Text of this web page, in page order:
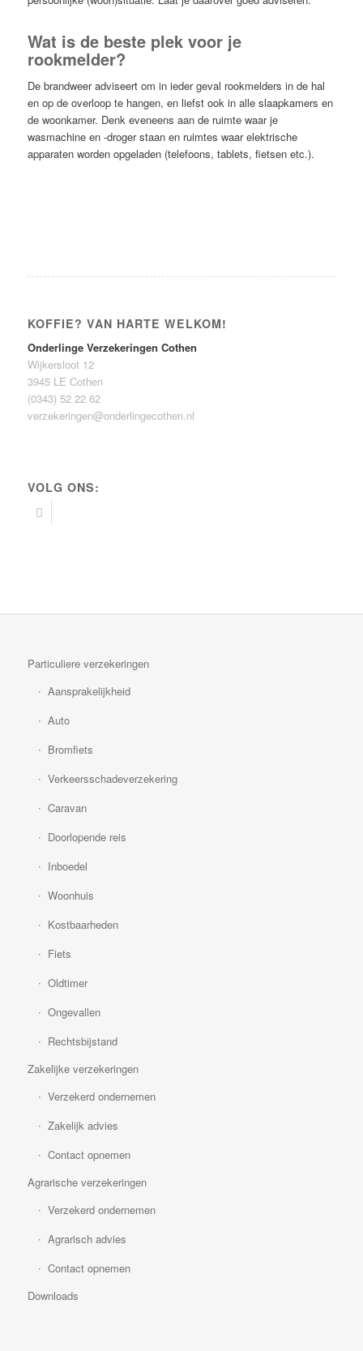
Wat is de beste plek voor je
rookmelder?
De brandweer adviseert om in ieder geval rookmelders in de hal
en op de overloop te hangen, en liefst ook in alle slaapkamers en
de woonkamer. Denk eveneens aan de ruimte waar je
wasmachine en -droger staan en ruimtes waar elektrische
apparaten worden opgeladen (telefoons, tablets, fietsen etc.).
KOFFIE? VAN HARTE WELKOM!
Onderlinge Verzekeringen Cothen
Wijkersloot 12
3945 LE Cothen
(0343) 52 22 62
verzekeringen@onderlingecothen.nl
VOLG ONS:
Particuliere verzekeringen
Aansprakelijkheid
Auto
Bromfiets
Verkeersschadeverzekering
Caravan
Doorlopende reis
Inboedel
Woonhuis
Kostbaarheden
Fiets
Oldtimer
Ongevallen
Rechtsbijstand
Zakelijke verzekeringen
Verzekerd ondernemen
Zakelijk advies
Contact opnemen
Agrarische verzekeringen
Verzekerd ondernemen
Agrarisch advies
Contact opnemen
Downloads